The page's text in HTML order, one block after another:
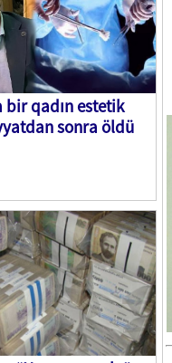
bir qadın estetik
sonra öldü